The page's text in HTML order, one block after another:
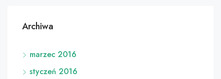
Archiwa
marzec 2016
styczeń 2016